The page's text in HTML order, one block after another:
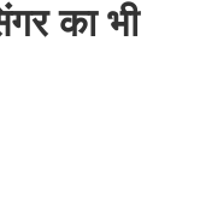
का भी